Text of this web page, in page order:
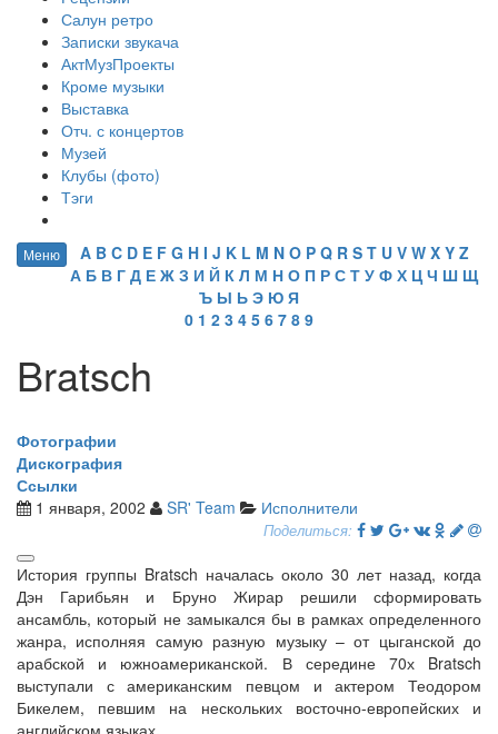
Салун ретро
Записки звукача
АктМузПроекты
Кроме музыки
Выставка
Отч. с концертов
Музей
Клубы (фото)
Тэги
Меню A B C D E F G H I J K L M N O P Q R S T U V W X Y Z
А Б В Г Д Е Ж З И Й К Л М Н О П Р С Т У Ф Х Ц Ч Ш Щ
Ъ Ы Ь Э Ю Я
0 1 2 3 4 5 6 7 8 9
Bratsch
Фотографии
Дискография
Ссылки
1 января, 2002
SR' Team Исполнители
Поделиться:
История группы Bratsch началась около 30 лет назад, когда
Дэн Гарибьян и Бруно Жирар решили сформировать
ансамбль, который не замыкался бы в рамках определенного
жанра, исполняя самую разную музыку – от цыганской до
арабской и южноамериканской. В середине 70х Bratsch
выступали с американским певцом и актером Теодором
Бикелем, певшим на нескольких восточно-европейских и
английском языках.